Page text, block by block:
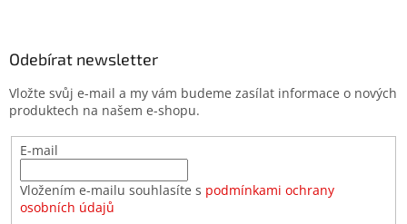
Odebírat newsletter
Vložte svůj e-mail a my vám budeme zasílat informace o nových
produktech na našem e-shopu.
E-mail
Vložením e-mailu souhlasíte s podmínkami ochrany
osobních údajů